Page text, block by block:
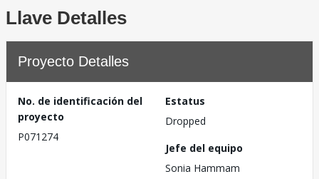
Llave Detalles
Proyecto Detalles
No. de identificación del
proyecto
P071274
Estatus
Dropped
Jefe del equipo
Sonia Hammam